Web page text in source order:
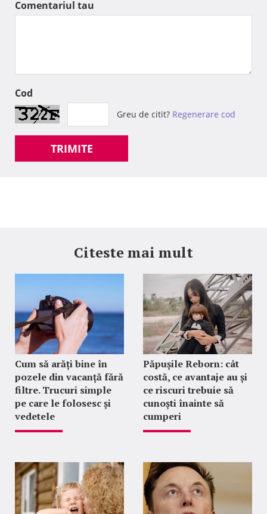
Comentariul tau
Cod
Greu de citit? Regenerare cod
TRIMITE
Citeste mai mult
Cum să arăți bine în
pozele din vacanță fără
filtre. Trucuri simple
pe care le folosesc și
vedetele
Păpușile Reborn: cât
costă, ce avantaje au și
ce riscuri trebuie să
cunoști înainte să
cumperi